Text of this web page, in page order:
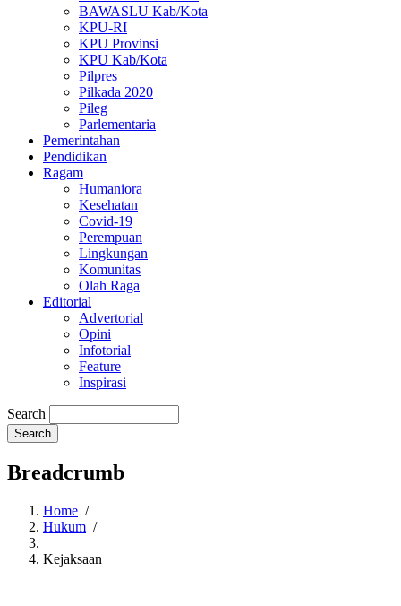
BAWASLU Kab/Kota
KPU-RI
KPU Provinsi
KPU Kab/Kota
Pilpres
Pilkada 2020
Pileg
Parlementaria
Pemerintahan
Pendidikan
Ragam
Humaniora
Kesehatan
Covid-19
Perempuan
Lingkungan
Komunitas
Olah Raga
Editorial
Advertorial
Opini
Infotorial
Feature
Inspirasi
Search
Breadcrumb
Home /
Hukum /
Kejaksaan